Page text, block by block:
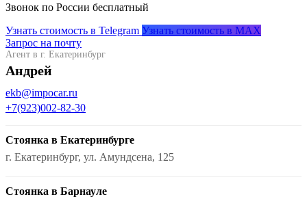
Звонок по России бесплатный
Узнать стоимость в Telegram Узнать стоимость в MAX
Запрос на почту
Агент в г. Екатеринбург
Андрей
ekb@impocar.ru
+7(923)002-82-30
Стоянка в Екатеринбурге
г. Екатеринбург, ул. Амундсена, 125
Стоянка в Барнауле